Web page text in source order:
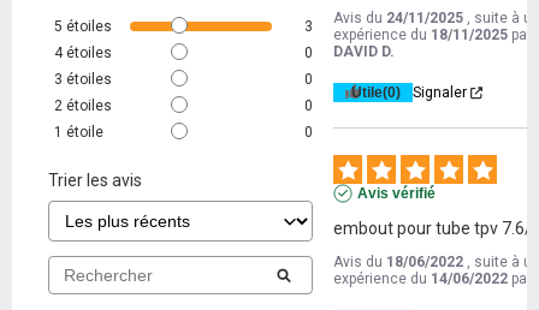
5 étoiles
3
4 étoiles
0
3 étoiles
0
2 étoiles
0
1 étoile 0
Trier les avis
Avis du 24/11/2025 , suite à
expérience du 18/11/2025 par
DAVID D.
Utile(0) Signaler
Avis vérifié
embout pour tube tpv 7.6/
Avis du 18/06/2022 , suite à
expérience du 14/06/2022 par